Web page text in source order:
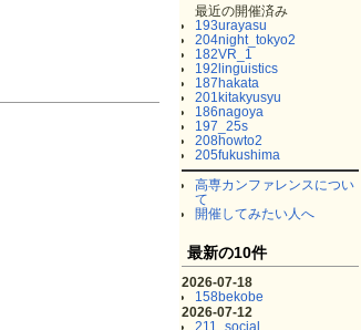
最近の開催済み
193urayasu
204night_tokyo2
182VR_1
192linguistics
187hakata
201kitakyusyu
186nagoya
197_25s
208howto2
205fukushima
高専カンファレンスについ
て
開催してみたい人へ
最新の10件
2026-07-18
158bekobe
2026-07-12
211_social